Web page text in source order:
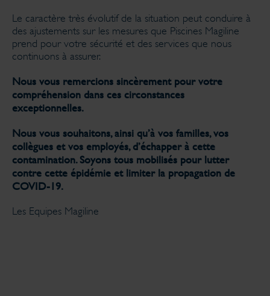
Le caractère très évolutif de la situation peut conduire à
des ajustements sur les mesures que Piscines Magiline
prend pour votre sécurité et des services que nous
continuons à assurer.
Nous vous remercions sincèrement pour votre
compréhension dans ces circonstances
exceptionnelles.
Nous vous souhaitons, ainsi qu’à vos familles, vos
collègues et vos employés, d’échapper à cette
contamination. Soyons tous mobilisés pour lutter
contre cette épidémie et limiter la propagation de
COVID-19.
Les Equipes Magiline